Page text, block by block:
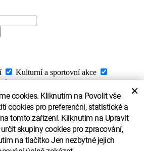
cookies. Kliknutím na Povolit vše
cookies pro preferenční, statistické a
tomto zařízení. Kliknutím na Upravit
skupiny cookies pro zpracování,
na tlačítko Jen nezbytné jejich
×
Kulturní a sportovní akce
osobních údajů